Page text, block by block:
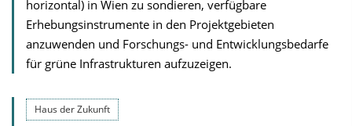
horizontal) in Wien zu sondieren, verfügbare
Erhebungsinstrumente in den Projektgebieten
anzuwenden und Forschungs- und Entwicklungsbedarfe
für grüne Infrastrukturen aufzuzeigen.
Haus der Zukunft